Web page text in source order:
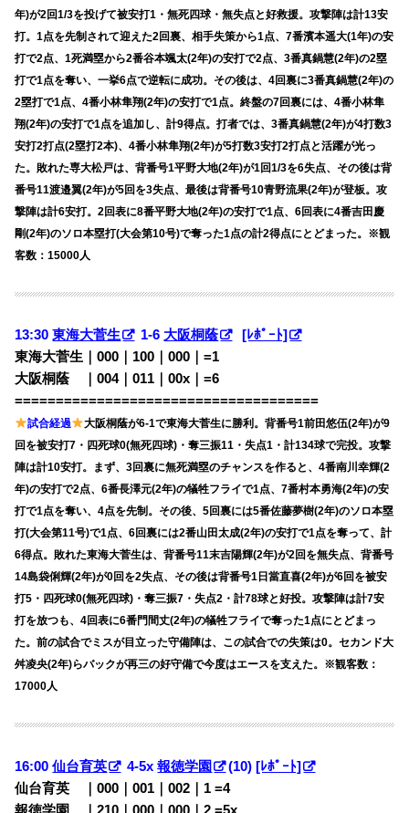
年)が2回1/3を投げて被安打1・無死四球・無失点と好救援。攻撃陣は計13安
打。1点を先制されて迎えた2回裏、相手失策から1点、7番濱本遥大(1年)の安
打で2点、1死満塁から2番谷本颯太(2年)の安打で2点、3番真鍋慧(2年)の2塁
打で1点を奪い、一挙6点で逆転に成功。その後は、4回裏に3番真鍋慧(2年)の
2塁打で1点、4番小林隼翔(2年)の安打で1点。終盤の7回裏には、4番小林隼
翔(2年)の安打で1点を追加し、計9得点。打者では、3番真鍋慧(2年)が4打数3
安打2打点(2塁打2本)、4番小林隼翔(2年)が5打数3安打2打点と活躍が光っ
た。敗れた専大松戸は、背番号1平野大地(2年)が1回1/3を6失点、その後は背
番号11渡邉翼(2年)が5回を3失点、最後は背番号10青野流果(2年)が登板。攻
撃陣は計6安打。2回表に8番平野大地(2年)の安打で1点、6回表に4番吉田慶
剛(2年)のソロ本塁打(大会第10号)で奪った1点の計2得点にとどまった。※観
客数：15000人
13:30東海大菅生 1-6 大阪桐蔭
[ﾚﾎﾟｰﾄ]
東海大菅生｜000｜100｜000｜=1
大阪桐蔭 ｜004｜011｜00x｜=6
=====================================
試合経過
大阪桐蔭が6-1で東海大菅生に勝利。背番号1前田悠伍(2年)が9
回を被安打7・四死球0(無死四球)・奪三振11・失点1・計134球で完投。攻撃
陣は計10安打。まず、3回裏に無死満塁のチャンスを作ると、4番南川幸輝(2
年)の安打で2点、6番長澤元(2年)の犠牲フライで1点、7番村本勇海(2年)の安
打で1点を奪い、4点を先制。その後、5回裏には5番佐藤夢樹(2年)のソロ本塁
打(大会第11号)で1点、6回裏には2番山田太成(2年)の安打で1点を奪って、計
6得点。敗れた東海大菅生は、背番号11末吉陽輝(2年)が2回を無失点、背番号
14島袋俐輝(2年)が0回を2失点、その後は背番号1日當直喜(2年)が6回を被安
打5・四死球0(無死四球)・奪三振7・失点2・計78球と好投。攻撃陣は計7安
打を放つも、4回表に6番門間丈(2年)の犠牲フライで奪った1点にとどまっ
た。前の試合でミスが目立った守備陣は、この試合での失策は0。セカンド大
舛凌央(2年)らバックが再三の好守備で今度はエースを支えた。※観客数：
17000人
16:00仙台育英 4-5x報徳学園 (10)[ﾚﾎﾟｰﾄ]
仙台育英 ｜000｜001｜002｜1 =4
報徳学園 ｜210｜000｜000｜2 =5x